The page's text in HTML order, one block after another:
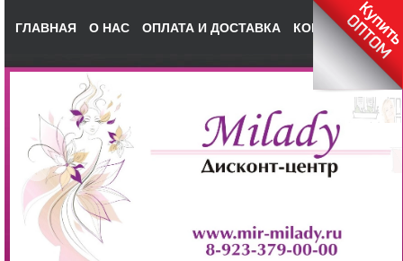
ГЛАВНАЯ О НАС ОПЛАТА И ДОСТАВКА КОНТАКТЫ